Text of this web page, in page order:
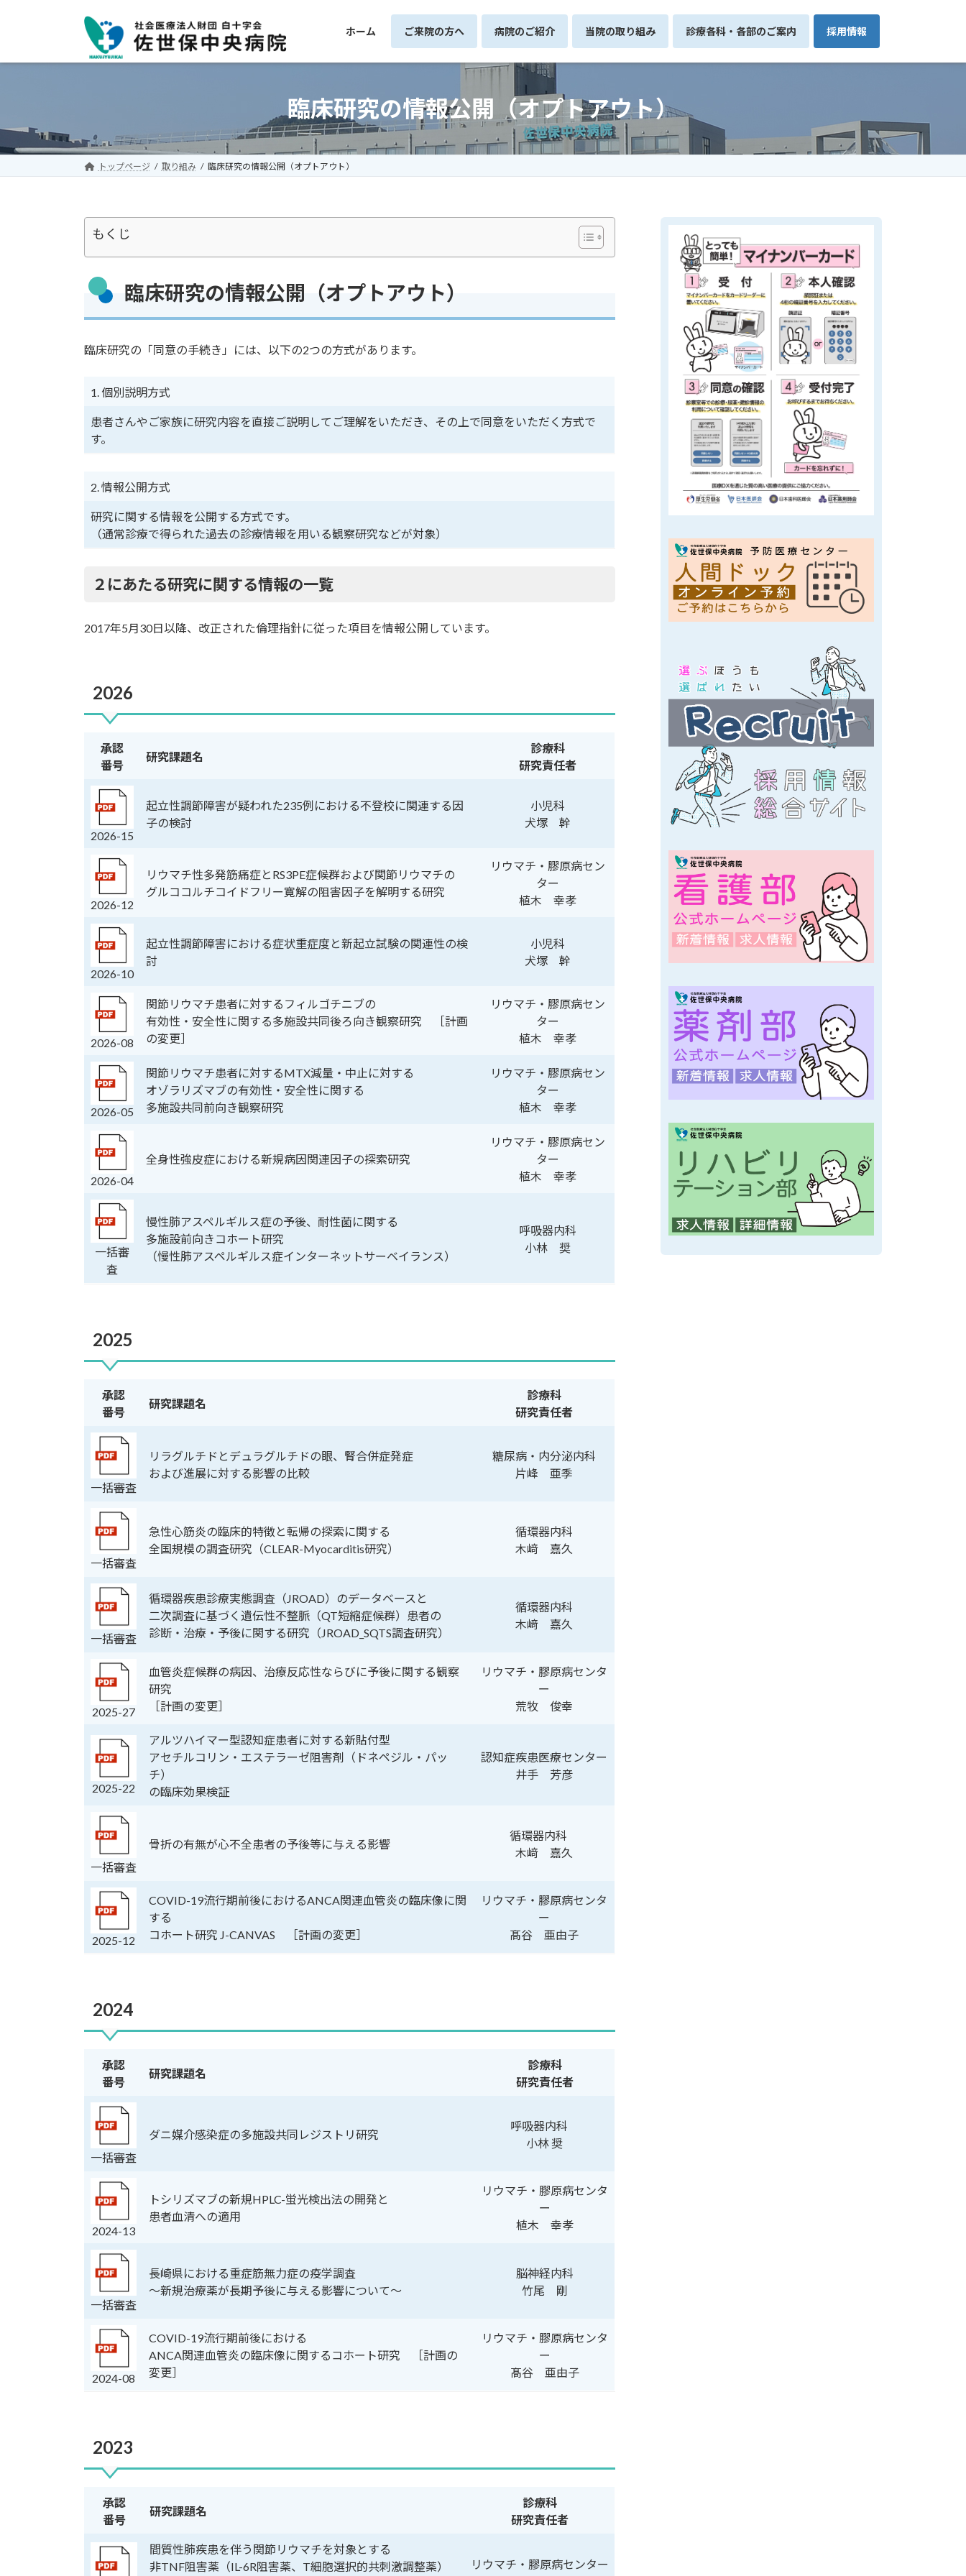
ン
キ
ッ
ー
に
移
ホーム ご来院の方へ 病院のご紹介 当院の取り組み 診療各科・各部のご案内 採用情報
臨床研究の情報公開（オプトアウト）
トップページ 取り組み 臨床研究の情報公開（オプトアウト）
もくじ
臨床研究の情報公開（オプトアウト）
臨床研究の「同意の手続き」には、以下の2つの方式があります。
1. 個別説明方式
患者さんやご家族に研究内容を直接ご説明してご理解をいただき、その上で同意をいただく方式で
す。
2. 情報公開方式
研究に関する情報を公開する方式です。
（通常診療で得られた過去の診療情報を用いる観察研究などが対象）
２ にあたる研究に関する情報の一覧
2017年5月30日以降、改正された倫理指針に従った項目を情報公開しています。
2026
承認
番号
研究課題名
診療科
研究責任者
2026-15
起立性調節障害が疑われた235例における不登校に関連する因
子の検討
小児科
犬塚 幹
2026-12
リウマチ性多発筋痛症とRS3PE症候群および関節リウマチの
グルココルチコイドフリー寛解の阻害因子を解明する研究
リウマチ・膠原病セン
ター
植木 幸孝
2026-10
起立性調節障害における症状重症度と新起立試験の関連性の検
討
小児科
犬塚 幹
2026-08
関節リウマチ患者に対するフィルゴチニブの
有効性・安全性に関する多施設共同後ろ向き観察研究 ［計画
の変更］
リウマチ・膠原病セン
ター
植木 幸孝
2026-05
関節リウマチ患者に対するMTX減量・中止に対する
オゾラリズマブの有効性・安全性に関する
多施設共同前向き観察研究
リウマチ・膠原病セン
ター
植木 幸孝
2026-04
全身性強皮症における新規病因関連因子の探索研究
リウマチ・膠原病セン
ター
植木 幸孝
一括審
査
慢性肺アスペルギルス症の予後、耐性菌に関する
多施設前向きコホート研究
（慢性肺アスペルギルス症インターネットサーベイランス）
呼吸器内科
小林 奨
2025
承認
番号
研究課題名
診療科
研究責任者
一括審査
リラグルチドとデュラグルチドの眼、腎合併症発症
および進展に対する影響の比較
糖尿病・内分泌内科
片峰 亜季
一括審査
急性心筋炎の臨床的特徴と転帰の探索に関する
全国規模の調査研究（CLEAR-Myocarditis研究）
循環器内科
木﨑 嘉久
一括審査
循環器疾患診療実態調査（JROAD）のデータベースと
二次調査に基づく遺伝性不整脈（QT短縮症候群）患者の
診断・治療・予後に関する研究（JROAD_SQTS調査研究）
循環器内科
木﨑 嘉久
2025-27
血管炎症候群の病因、治療反応性ならびに予後に関する観察
研究
［計画の変更］
リウマチ・膠原病センタ
ー
荒牧 俊幸
2025-22
アルツハイマー型認知症患者に対する新貼付型
アセチルコリン・エステラーゼ阻害剤（ドネペジル・パッ
チ）
の臨床効果検証
認知症疾患医療センター
井手 芳彦
一括審査
骨折の有無が心不全患者の予後等に与える影響
循環器内科
木﨑 嘉久
2025-12
COVID-19流行期前後におけるANCA関連血管炎の臨床像に関
する
コホート研究 J-CANVAS ［計画の変更］
リウマチ・膠原病センタ
ー
髙谷 亜由子
2024
承認
番号
研究課題名
診療科
研究責任者
一括審査
ダニ媒介感染症の多施設共同レジストリ研究
呼吸器内科
小林 奨
2024-13
トシリズマブの新規HPLC-蛍光検出法の開発と
患者血清への適用
リウマチ・膠原病センタ
ー
植木 幸孝
一括審査
長崎県における重症筋無力症の疫学調査
～新規治療薬が長期予後に与える影響について～
脳神経内科
竹尾 剛
2024-08
COVID-19流行期前後における
ANCA関連血管炎の臨床像に関するコホート研究 ［計画の
変更］
リウマチ・膠原病センタ
ー
髙谷 亜由子
2023
承認
番号
研究課題名
診療科
研究責任者
間質性肺疾患を伴う関節リウマチを対象とする
非TNF阻害薬（IL-6R阻害薬、T細胞選択的共刺激調整薬）
リウマチ・膠原病センター